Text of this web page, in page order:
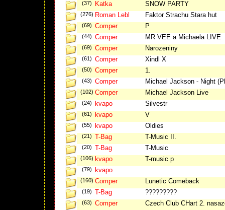
(37) Katka SNOW PARTY
(276) Roman Lebl Faktor Strachu Stara hut
(69) Comper P
(44) Comper MR VEE a Michaela LIVE
(69) Comper Narozeniny
(61) Comper Xindl X
(50) Comper 1.
(43) Comper Michael Jackson - Night
(102) Comper Michael Jackson Live
(24) kvapo Silvestr
(61) kvapo V
(55) kvapo Oldies
(21) T-Bag T-Music II.
(20) T-Bag T-Music
(106) kvapo T-music p
(79) kvapo
(160) Comper Lunetic Comeback
(19) T-Bag ?????????
(63) Comper Czech Club CHart 2.